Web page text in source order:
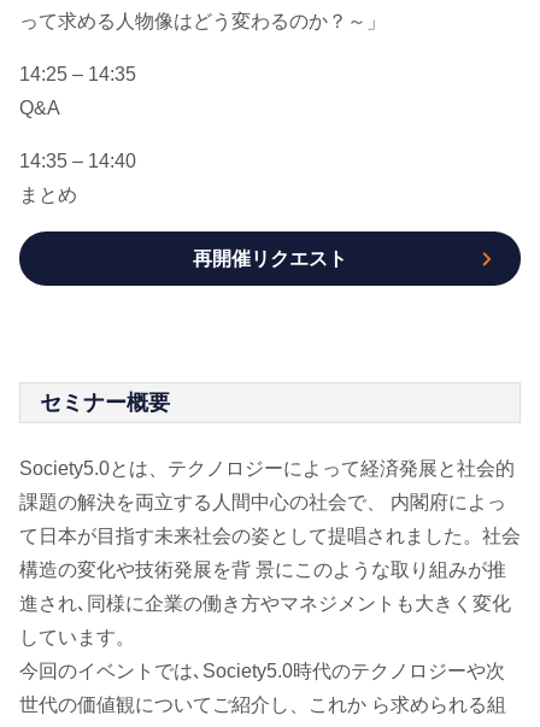
って求める人物像はどう変わるのか？～」
14:25 – 14:35
Q&A
14:35 – 14:40
まとめ
再開催リクエスト
セミナー概要
Society5.0とは、テクノロジーによって経済発展と社会的
課題の解決を両立する人間中心の社会で、 内閣府によっ
て日本が目指す未来社会の姿として提唱されました。社会
構造の変化や技術発展を背 景にこのような取り組みが推
進され､同様に企業の働き方やマネジメントも大きく変化
しています。
今回のイベントでは､Society5.0時代のテクノロジーや次
世代の価値観についてご紹介し、これか ら求められる組